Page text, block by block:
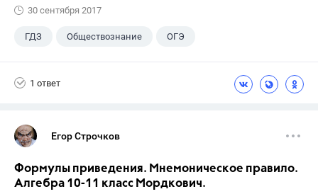
30 сентября 2017
ГДЗ Обществознание ОГЭ
1 ответ
Егор Строчков
Формулы приведения. Мнемоническое правило.
Алгебра 10-11 класс Мордкович.